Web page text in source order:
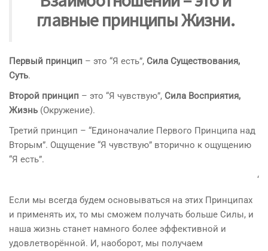
главные принципы Жизни.
Первый принцип – это “Я есть”, Сила Существования,
Суть.
Второй принцип – это “Я чувствую”, Сила Восприятия,
Жизнь (Окружение).
Третий принцип – “Единоначалие Первого Принципа над
Вторым”. Ощущение “Я чувствую” вторично к ощущению
“Я есть”.
‘
Если мы всегда будем основываться на этих Принципах
и применять их, то мы сможем получать больше Силы, и
наша жизнь станет намного более эффективной и
удовлетворённой. И, наоборот, мы получаем